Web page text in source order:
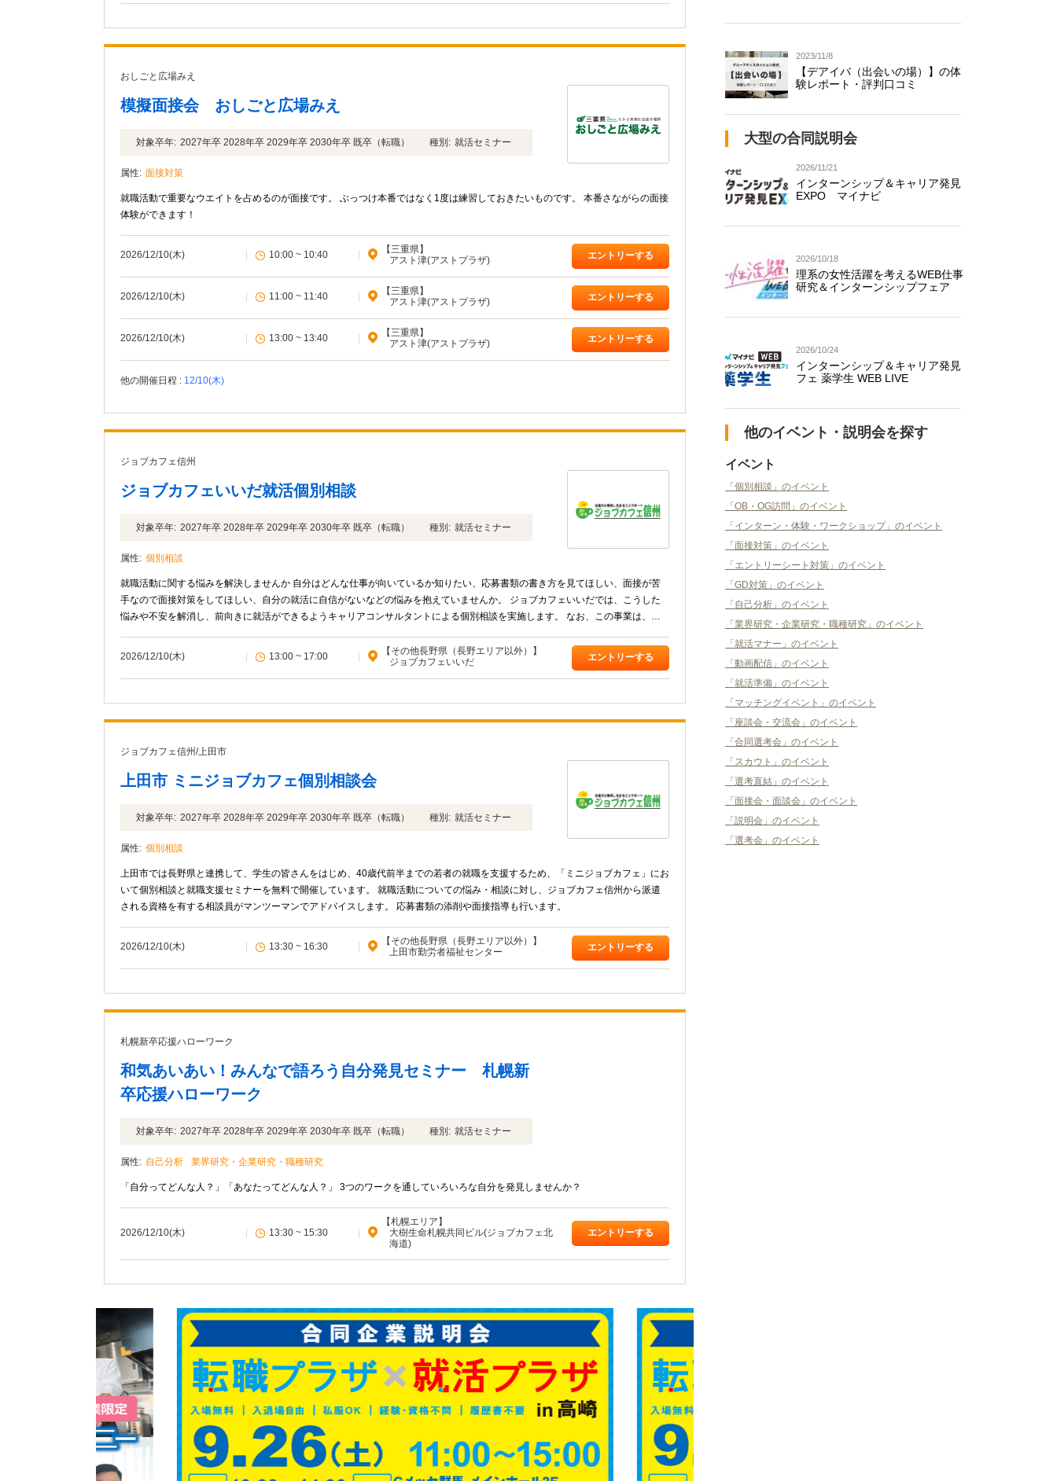
おしごと広場みえ
模擬面接会 おしごと広場みえ
対象卒年: 2027年卒 2028年卒 2029年卒 2030年卒 既卒（転職） 種別: 就活セミナー
属性: 面接対策
就職活動で重要なウエイトを占めるのが面接です。 ぶっつけ本番ではなく1度は練習しておきたいものです。 本番さながらの面接
体験ができます！
2026/12/10(木) | 10:00 ~ 10:40 |
【三重県】
アスト津(アストプラザ)
エントリーする
2026/12/10(木) | 11:00 ~ 11:40 |
【三重県】
アスト津(アストプラザ)
エントリーする
2026/12/10(木) | 13:00 ~ 13:40 |
【三重県】
アスト津(アストプラザ)
エントリーする
他の開催日程 : 12/10(木)
ジョブカフェ信州
ジョブカフェいいだ就活個別相談
対象卒年: 2027年卒 2028年卒 2029年卒 2030年卒 既卒（転職） 種別: 就活セミナー
属性: 個別相談
就職活動に関する悩みを解決しませんか 自分はどんな仕事が向いているか知りたい、応募書類の書き方を見てほしい、面接が苦
手なので面接対策をしてほしい、自分の就活に自信がないなどの悩みを抱えていませんか。 ジョブカフェいいだでは、こうした
悩みや不安を解消し、前向きに就活ができるようキャリアコンサルタントによる個別相談を実施します。 なお、この事業は、ジ
2026/12/10(木) | 13:00 ~ 17:00 |
【その他長野県（長野エリア以外）】
ジョブカフェいいだ
エントリーする
ジョブカフェ信州/上田市
上田市 ミニジョブカフェ個別相談会
対象卒年: 2027年卒 2028年卒 2029年卒 2030年卒 既卒（転職） 種別: 就活セミナー
属性: 個別相談
上田市では長野県と連携して、学生の皆さんをはじめ、40歳代前半までの若者の就職を支援するため、「ミニジョブカフェ」にお
いて個別相談と就職支援セミナーを無料で開催しています。 就職活動についての悩み・相談に対し、ジョブカフェ信州から派遣
される資格を有する相談員がマンツーマンでアドバイスします。 応募書類の添削や面接指導も行います。
2026/12/10(木) | 13:30 ~ 16:30 |
【その他長野県（長野エリア以外）】
上田市勤労者福祉センター
エントリーする
札幌新卒応援ハローワーク
和気あいあい！みんなで語ろう自分発見セミナー 札幌新
卒応援ハローワーク
対象卒年: 2027年卒 2028年卒 2029年卒 2030年卒 既卒（転職） 種別: 就活セミナー
属性: 自己分析 業界研究・企業研究・職種研究
「自分ってどんな人？」「あなたってどんな人？」 3つのワークを通していろいろな自分を発見しませんか？
2026/12/10(木) | 13:30 ~ 15:30 |
【札幌エリア】
大樹生命札幌共同ビル(ジョブカフェ北
海道)
エントリーする
2023/11/8
【デアイバ（出会いの場）】の体
験レポート・評判口コミ
大型の合同説明会
2026/11/21
インターンシップ＆キャリア発見
EXPO マイナビ
2026/10/18
理系の女性活躍を考えるWEB仕事
研究＆インターンシップフェア
2026/10/24
インターンシップ＆キャリア発見
フェ 薬学生 WEB LIVE
他のイベント・説明会を探す
イベント
「個別相談」のイベント
「OB・OG訪問」のイベント
「インターン・体験・ワークショップ」のイベント
「面接対策」のイベント
「エントリーシート対策」のイベント
「GD対策」のイベント
「自己分析」のイベント
「業界研究・企業研究・職種研究」のイベント
「就活マナー」のイベント
「動画配信」のイベント
「就活準備」のイベント
「マッチングイベント」のイベント
「座談会・交流会」のイベント
「合同選考会」のイベント
「スカウト」のイベント
「選考直結」のイベント
「面接会・面談会」のイベント
「説明会」のイベント
「選考会」のイベント